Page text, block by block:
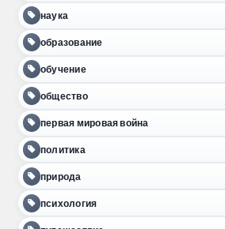
наука
образование
обучение
общество
первая мировая война
политика
природа
психология